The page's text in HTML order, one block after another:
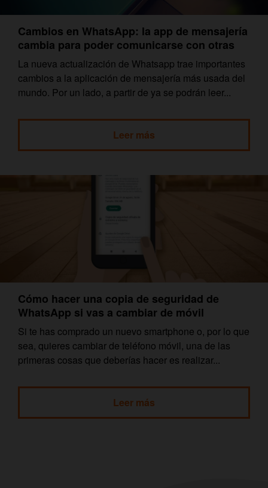
Cambios en WhatsApp: la app de mensajería
cambia para poder comunicarse con otras
La nueva actualización de Whatsapp trae importantes
cambios a la aplicación de mensajería más usada del
mundo. Por un lado, a partir de ya se podrán leer...
Leer más
Cómo hacer una copia de seguridad de
WhatsApp si vas a cambiar de móvil
Si te has comprado un nuevo smartphone o, por lo que
sea, quieres cambiar de teléfono móvil, una de las
primeras cosas que deberías hacer es realizar...
Leer más